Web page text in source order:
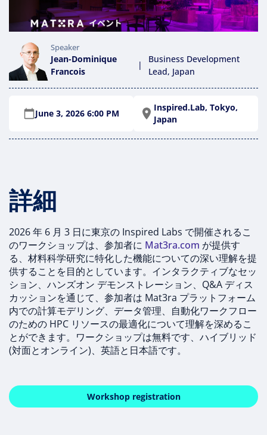
Speaker
Jean-Dominique
Francois
|
Business Development
Lead, Japan
June 3, 2026 6:00 PM
Inspired.Lab, Tokyo,
Japan
詳細
2026 年 6 月 3 日に東京の Inspired Labs で開催されるこ
のワークショップは、参加者に Mat3ra.com が提供す
る、材料科学研究に特化した機能についての深い理解を提
供することを目的としています。インタラクティブなセッ
ション、ハンズオン デモンストレーション、Q&A ディス
カッションを通じて、参加者は Mat3ra プラットフォーム
内での計算モデリング、データ管理、自動化ワークフロー
のための HPC リソースの最適化について理解を深めるこ
とができます。ワークショップは無料です、ハイブリッド
(対面とオンライン)、英語と日本語です。
Workshop registration